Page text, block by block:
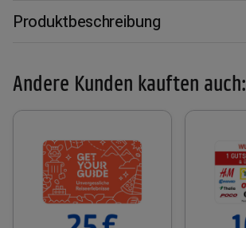
Produktbeschreibung
Andere Kunden kauften auch: